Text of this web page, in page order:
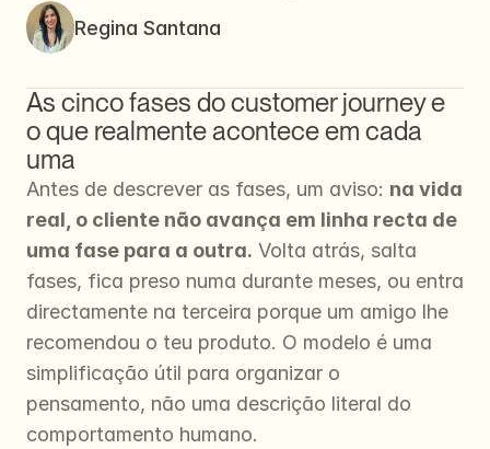
Regina Santana
As cinco fases do customer journey e
o que realmente acontece em cada
uma
Antes de descrever as fases, um aviso: na vida
real, o cliente não avança em linha recta de
uma fase para a outra. Volta atrás, salta
fases, fica preso numa durante meses, ou entra
directamente na terceira porque um amigo lhe
recomendou o teu produto. O modelo é uma
simplificação útil para organizar o
pensamento, não uma descrição literal do
comportamento humano.